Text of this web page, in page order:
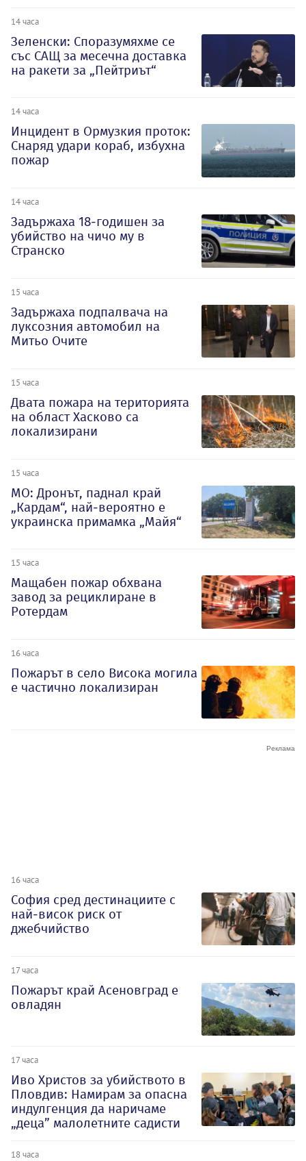
14 часа
Зеленски: Споразумяхме се
със САЩ за месечна доставка
на ракети за „Пейтриът“
14 часа
Инцидент в Ормузкия проток:
Снаряд удари кораб, избухна
пожар
14 часа
Задържаха 18-годишен за
убийство на чичо му в
Странско
15 часа
Задържаха подпалвача на
луксозния автомобил на
Митьо Очите
15 часа
Двата пожара на територията
на област Хасково са
локализирани
15 часа
МО: Дронът, паднал край
„Кардам“, най-вероятно е
украинска примамка „Майя“
15 часа
Мащабен пожар обхвана
завод за рециклиране в
Ротердам
16 часа
Пожарът в село Висока могила
е частично локализиран
16 часа
София сред дестинациите с
най-висок риск от
джебчийство
17 часа
Пожарът край Асеновград е
овладян
17 часа
Иво Христов за убийството в
Пловдив: Намирам за опасна
индулгенция да наричаме
„деца” малолетните садисти
18 часа